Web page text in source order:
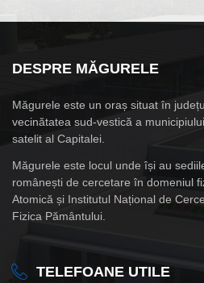
DESPRE MĂGURELE
Măgurele este un oraș situat în
vecinătatea sud-vestică a
satelit al Capitalei.
Măgurele este locul unde își au
românești de cercetare în domeniul
Atomică și Institutul Național de
Fizica Pământului.
TELEFOANE UTILE